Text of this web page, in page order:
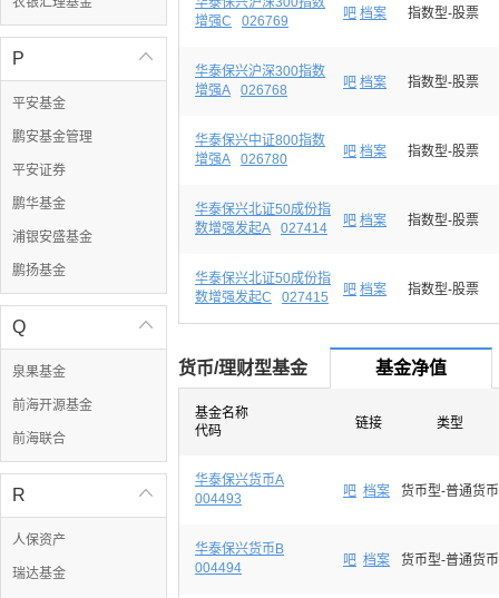

P
平安基金
鹏安基金管理
平安证券
鹏华基金
浦银安盛基金
鹏扬基金

Q
泉果基金
前海开源基金
前海联合

R
人保资产
瑞达基金
增强C
026769 吧 档案 指数型-股票
华泰保兴沪深300指数
增强A
026768 吧 档案 指数型-股票
华泰保兴中证800指数
增强A
026780 吧 档案 指数型-股票
华泰保兴北证50成份指
数增强发起A
027414 吧 档案 指数型-股票
华泰保兴北证50成份指
数增强发起C
027415 吧 档案 指数型-股票
货币/理财型基金 基金净值
基金名称
代码
链接 类型
华泰保兴货币A
004493
吧 档案 货币型-普通货币
华泰保兴货币B
004494
吧 档案 货币型-普通货币